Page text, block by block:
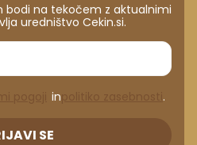
bodi na tekočem z aktualnimi
uredništvo Cekin.si.
in .
SE